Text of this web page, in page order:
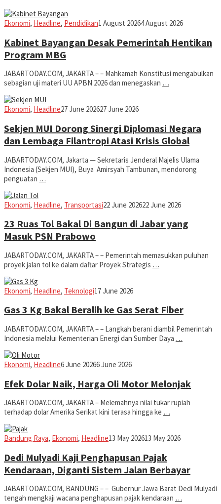
Ekonomi, Headline, PendidikanIman
1 August 20264 August 2026
Kabinet Bayangan Desak Pemerintah Hentikan
Program MBG
JABARTODAY.COM, JAKARTA – – Mahkamah Konstitusi mengabulkan
sebagian uji materi UU APBN 2026 dan menegaskan …
Ekonomi, HeadlineIman
27 June 202627 June 2026
Sekjen MUI Dorong Sinergi Diplomasi Negara
dan Lembaga Filantropi Atasi Krisis Global
JABARTODAY.COM, Jakarta — Sekretaris Jenderal Majelis Ulama
Indonesia (Sekjen MUI), Buya Amirsyah Tambunan, mendorong
penguatan …
Ekonomi, Headline, TransportasiIman
22 June 202622 June 2026
23 Ruas Tol Bakal Di Bangun di Jabar yang
Masuk PSN Prabowo
JABARTODAY.COM, JAKARTA – – Pemerintah memasukkan puluhan
proyek jalan tol ke dalam daftar Proyek Strategis …
Ekonomi, Headline, TeknologiIman
17 June 2026
Gas 3 Kg Bakal Beralih ke Gas Serat Fiber
JABARTODAY.COM, JAKARTA – – Langkah berani diambil Pemerintah
Indonesia melalui Kementerian Energi dan Sumber Daya …
Ekonomi, HeadlineIman
6 June 20266 June 2026
Efek Dolar Naik, Harga Oli Motor Melonjak
JABARTODAY.COM, JAKARTA – Melemahnya nilai tukar rupiah
terhadap dolar Amerika Serikat kini terasa hingga ke …
Bandung Raya, Ekonomi, HeadlineIman
13 May 202613 May 2026
Dedi Mulyadi Kaji Penghapusan Pajak
Kendaraan, Diganti Sistem Jalan Berbayar
JABARTODAY.COM, BANDUNG – – Gubernur Jawa Barat Dedi Mulyadi
tengah mengkaji wacana penghapusan pajak kendaraan …